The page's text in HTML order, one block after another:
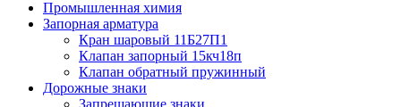
Промышленная химия
Запорная арматура
Кран шаровый 11Б27П1
Клапан запорный 15кч18п
Клапан обратный пружинный
Дорожные знаки
Запрещающие знаки